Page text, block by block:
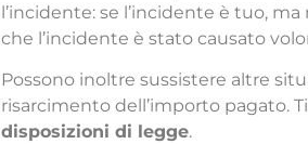
l’incidente: se l’incidente è tuo,
che l’incidente è stato causato
Possono inoltre sussistere altre
risarcimento dell’importo pagato.
disposizioni di legge.